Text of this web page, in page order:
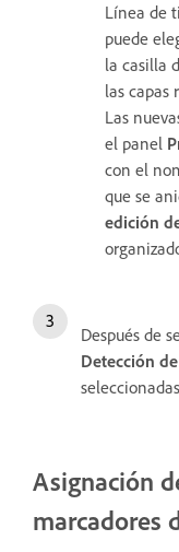
Línea de
puede
la casilla
las capas
Las
el panel
con el
que se
edición
Después de
Detección
Asignación
marcadores